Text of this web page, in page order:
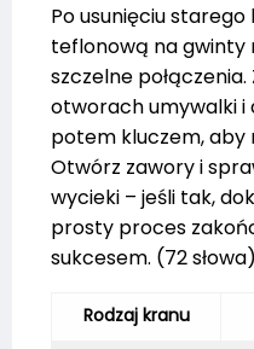
Po usunięciu starego
teflonową na gwinty
szczelne
otworach umywalki i
potem kluczem, aby
Otwórz zawory i
wycieki – jeśli tak,
prosty proces
sukcesem. (72 słowa)
Rodzaj kranu